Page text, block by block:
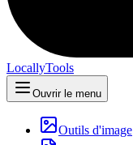
LocallyTools
Ouvrir le menu
Outils d'image